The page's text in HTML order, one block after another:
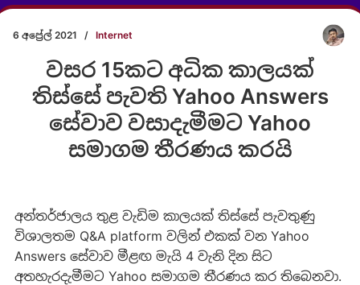
6 අප්‍රේල් 2021 / Internet
වසර 15කට අධික කාලයක්
තිස්සේ පැවති Yahoo Answers
සේවාව වසාදැමීමට Yahoo
සමාගම තීරණය කරයි
අන්තර්ජාලය තුළ වැඩිම කාලයක් තිස්සේ පැවතුණු
විශාලතම Q&A platform වලින් එකක් වන Yahoo
Answers සේවාව මීළඟ මැයි 4 වැනි දින සිට
අතහැරදැමීමට Yahoo සමාගම තීරණය කර තිබෙනවා.